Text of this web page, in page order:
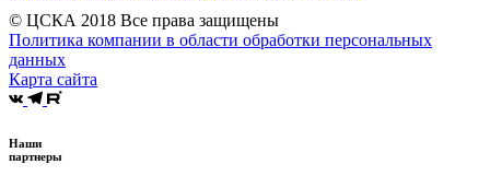
© ЦСКА 2018 Все права защищены
Политика компании в области обработки персональных
данных
Карта сайта
Наши
партнеры